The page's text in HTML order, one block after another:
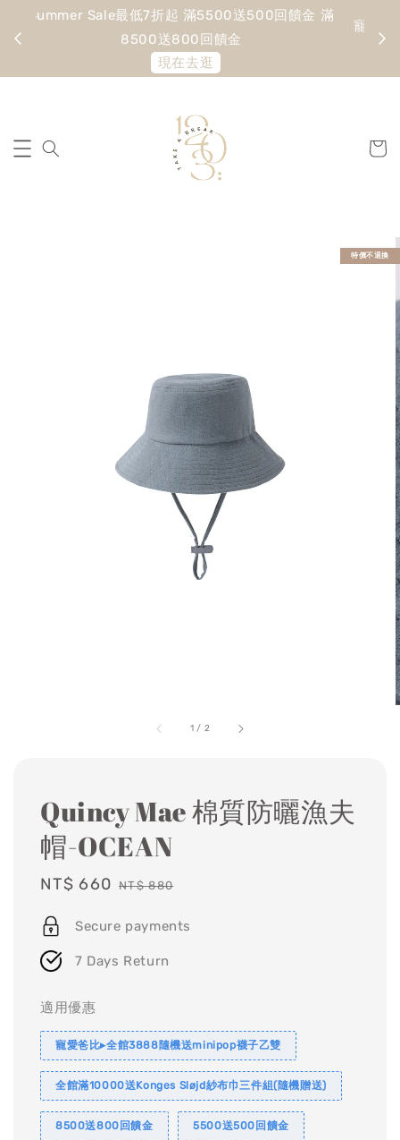
Summer Sale最低7折起 滿5500送500回饋金 滿
8500送800回饋金
現在去逛
1 / 2
特價不退換
Quincy Mae 棉質防曬漁夫
帽-OCEAN
Sale
NT$ 660 Regular
NT$ 880
Secure payments
7 Days Return
適用優惠
寵愛爸比▸全館3888隨機送minipop襪子乙雙
全館滿10000送Konges Sløjd紗布巾三件組(隨機贈送)
8500送800回饋金 5500送500回饋金